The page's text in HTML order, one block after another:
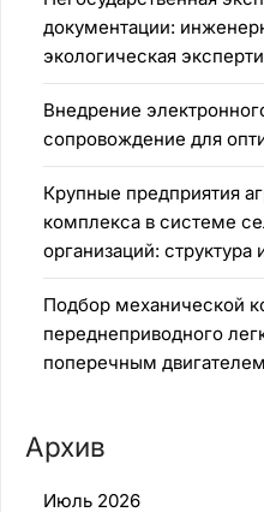
документации:
экологическая
Внедрение
сопровождение для
Крупные предприятия
комплекса в системе
организаций: структура
Подбор механической
переднеприводного
поперечным двигателем
Архив
Июль 2026